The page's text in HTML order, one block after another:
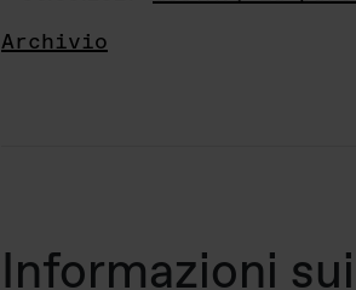
Archivio
Informazioni sui